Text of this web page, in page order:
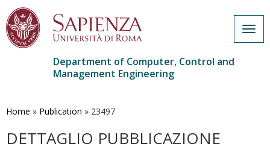
main
Department of Computer, Control and
Management Engineering
Home » Publication » 23497
DETTAGLIO PUBBLICAZIONE